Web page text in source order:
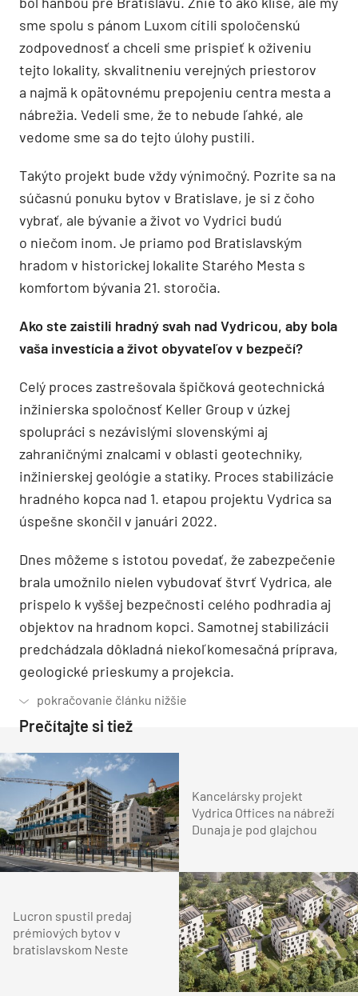
sme spolu s pánom Luxom cítili spoločenskú
zodpovednosť a chceli sme prispieť k oživeniu
tejto lokality, skvalitneniu verejných priestorov
a najmä k opätovnému prepojeniu centra mesta a
nábrežia. Vedeli sme, že to nebude ľahké, ale
vedome sme sa do tejto úlohy pustili.
Takýto projekt bude vždy výnimočný. Pozrite sa na
súčasnú ponuku bytov v Bratislave, je si z čoho
vybrať, ale bývanie a život vo Vydrici budú
o niečom inom. Je priamo pod Bratislavským
hradom v historickej lokalite Starého Mesta s
komfortom bývania 21. storočia.
Ako ste zaistili hradný svah nad Vydricou, aby bola
vaša investícia a život obyvateľov v bezpečí?
Celý proces zastrešovala špičková geotechnická
inžinierska spoločnosť Keller Group v úzkej
spolupráci s nezávislými slovenskými aj
zahraničnými znalcami v oblasti geotechniky,
inžinierskej geológie a statiky. Proces stabilizácie
hradného kopca nad 1. etapou projektu Vydrica sa
úspešne skončil v januári 2022.
Dnes môžeme s istotou povedať, že zabezpečenie
brala umožnilo nielen vybudovať štvrť Vydrica, ale
prispelo k vyššej bezpečnosti celého podhradia aj
objektov na hradnom kopci. Samotnej stabilizácii
predchádzala dôkladná niekoľkomesačná príprava,
geologické prieskumy a projekcia.
Prečítajte si tiež
Kancelársky projekt
Vydrica Offices na nábreží
Dunaja je pod glajchou
Lucron spustil predaj
prémiových bytov v
bratislavskom Neste